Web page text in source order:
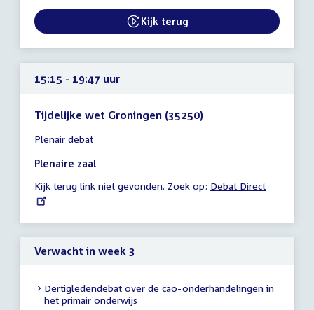
15:15
uur
External link:
Kijk terug
15:15 - 19:47 uur
Tijdelijke wet Groningen (35250)
vergadering
15:15
19:47
uur
Plenair debat
Plenaire zaal
Kijk terug link niet gevonden. Zoek op: External
Debat Direct
Verwacht in week 3
Dertigledendebat over de cao-onderhandelingen in
het primair onderwijs